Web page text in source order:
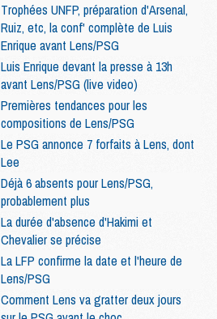
Trophées UNFP, préparation d'Arsenal,
Ruiz, etc, la conf' complète de Luis
Enrique avant Lens/PSG
Luis Enrique devant la presse à 13h
avant Lens/PSG (live video)
Premières tendances pour les
compositions de Lens/PSG
Le PSG annonce 7 forfaits à Lens, dont
Lee
Déjà 6 absents pour Lens/PSG,
probablement plus
La durée d'absence d'Hakimi et
Chevalier se précise
La LFP confirme la date et l'heure de
Lens/PSG
Comment Lens va gratter deux jours